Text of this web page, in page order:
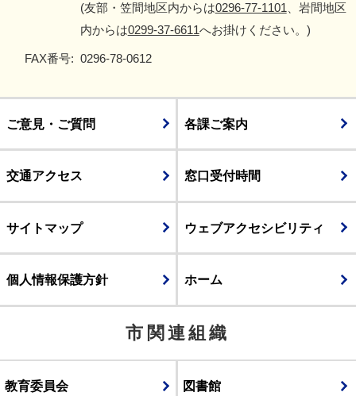
(友部・笠間地区内からは0296-77-1101 、岩間地区
内からは0299-37-6611へお掛けください。)
FAX番号: 0296-78-0612
ご意見・ご質問 各課ご案内
交通アクセス 窓口受付時間
サイトマップ ウェブアクセシビリティ
個人情報保護方針 ホーム
市関連組織
教育委員会 図書館